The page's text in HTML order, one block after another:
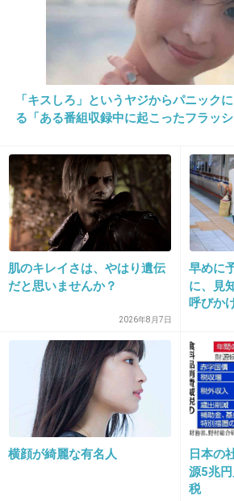
2021/05/03(月) 15:15:59
何て不名誉なランキング
20. 匿名2021/05/03(月) 15:16:01
>>4
不名誉すぎるので焦って給料
まあダイヤモンドに謎の逆ギレ
オチだろうけど
21. 匿名2021/05/03(月) 15:16:04
1位はHANATOUR JAPANで
年齢33.1歳）。今回のランキ
「キスしろ」というヤジからパニッ
る「ある番組収録中に起こったフラッシ
肌のキレイさは、やはり遺伝
だと思いませんか？
2026年8月7日
早めに
に、見
呼びか
視」し
理やり
ったも
のでし
横顔が綺麗な有名人
日本の
源5兆
税